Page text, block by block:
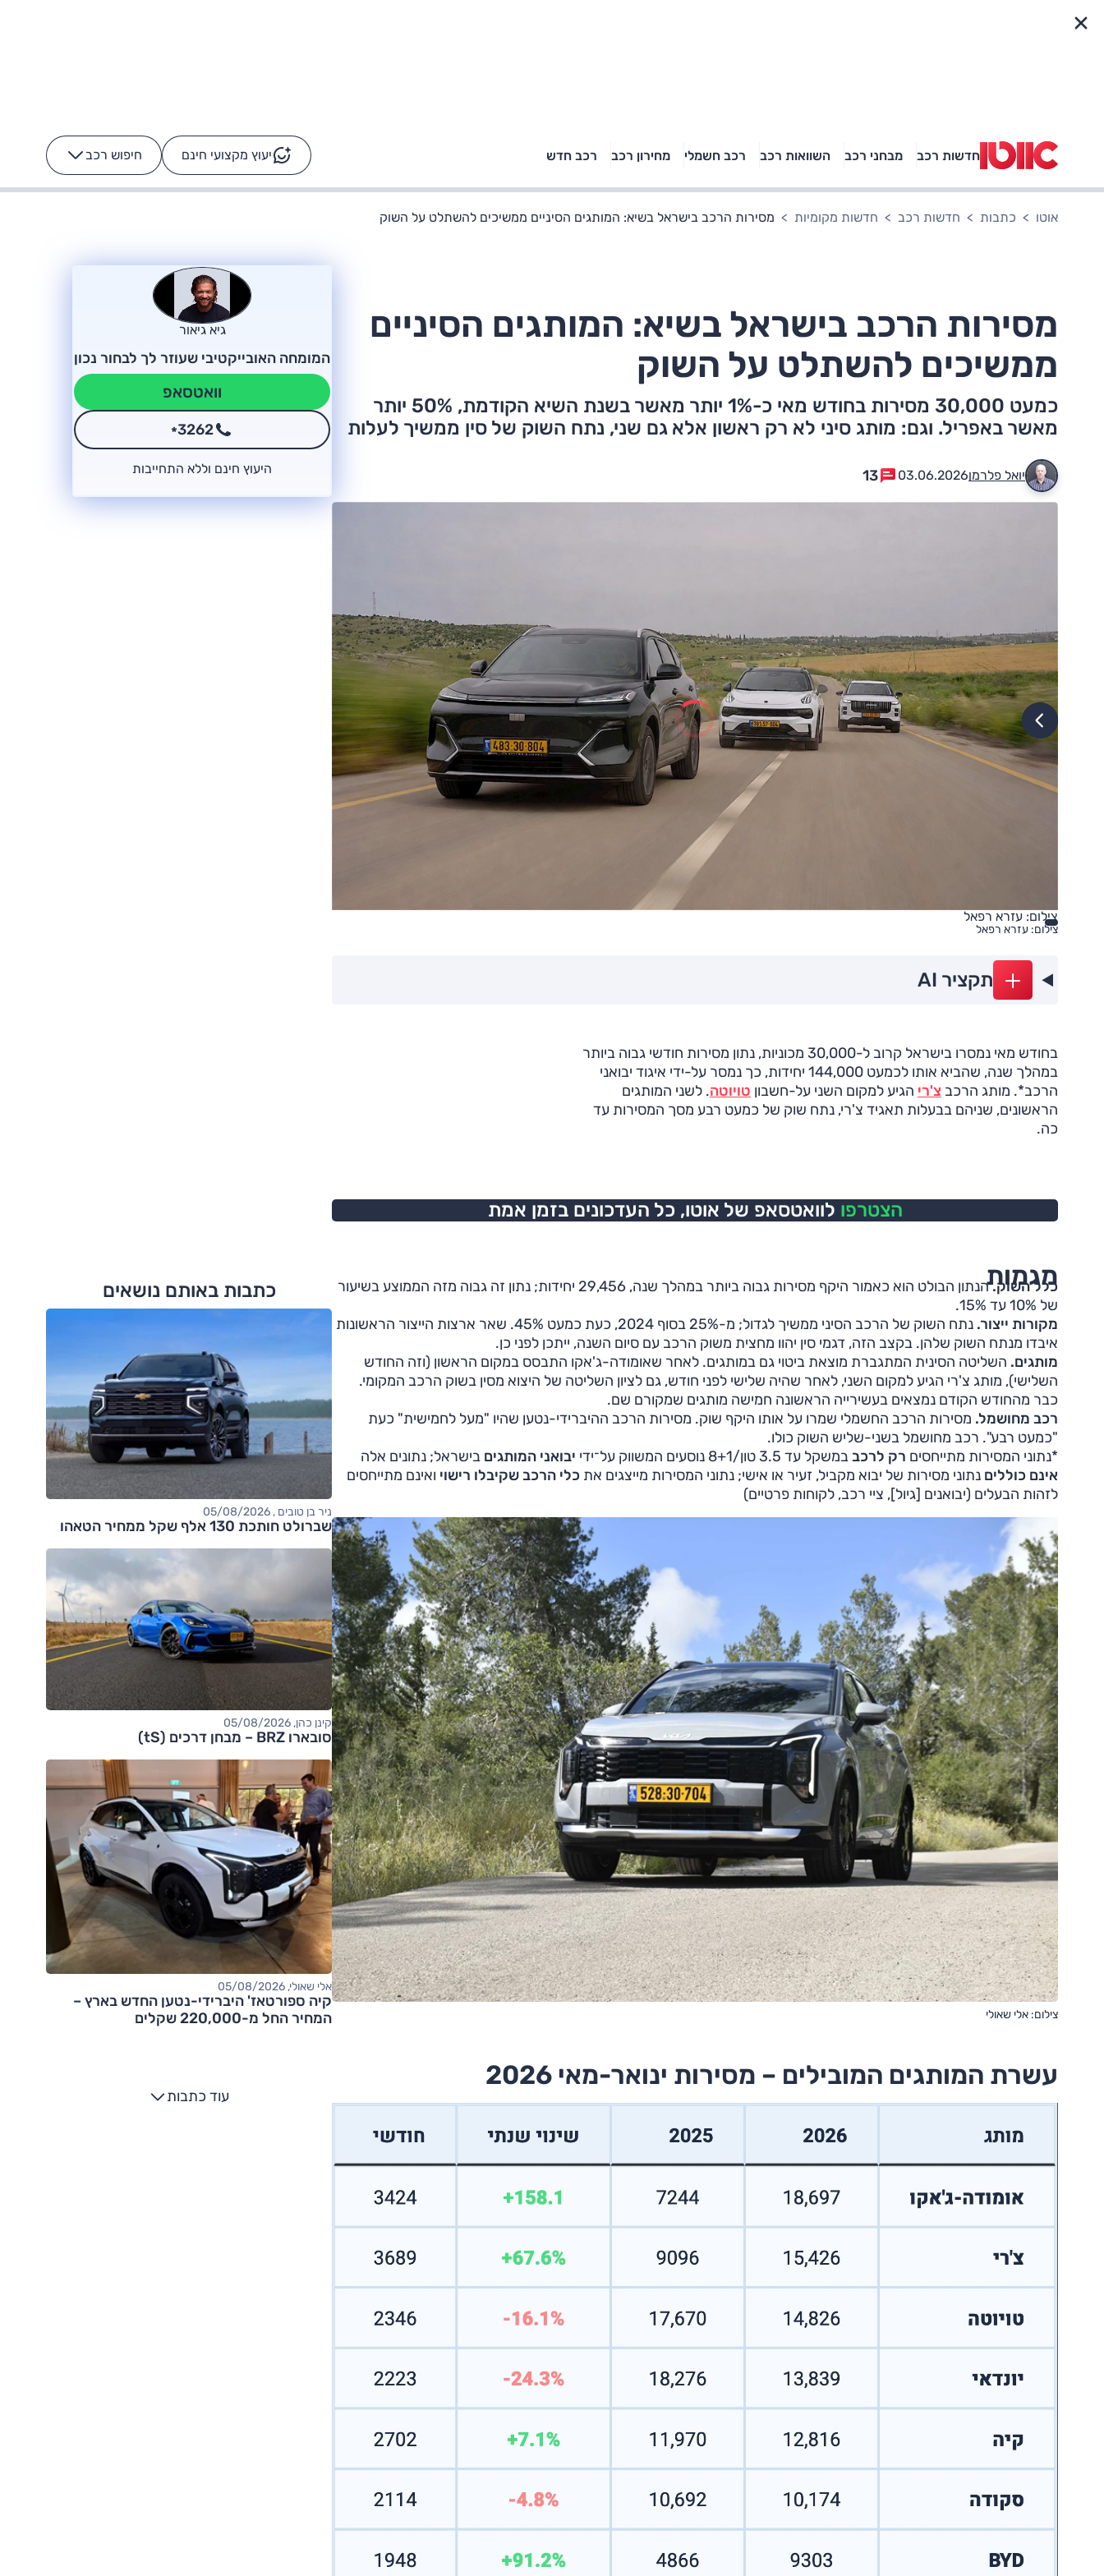
חדשות רכב מבחני רכב השוואות רכב רכב חשמלי מחירון רכב רכב חדש יעוץ מקצועי חינם חיפוש רכב -
באיזה רכב פנאי נוסעת
טויוטה ראב 4, קיה
ספורטאז' לונג ויונדאי
הנייר ועל הכביש
רכבי הסלבס: על מה נוסע
הרכב לא מתקלקל. המסך
כן
אוטו כתבות חדשות רכב חדשות מקומיות מסירות הרכב בישראל בשיא: המותגים הסיניים ממשיכים להשתלט על השוק
מסירות הרכב בישראל בשיא: המותגים הסיניים
ממשיכים להשתלט על השוק
כמעט 30,000 מסירות בחודש מאי כ-1% יותר מאשר בשנת השיא הקודמת, 50% יותר
מאשר באפריל. וגם: מותג סיני לא רק ראשון אלא גם שני, נתח השוק של סין ממשיך לעלות
יואל פלרמן03.06.2026
13
צילום: עזרא רפאל
צילום: עזרא רפאל
תקציר AI
בחודש מאי נמסרו בישראל קרוב ל-30,000 מכוניות, נתון מסירות חודשי גבוה ביותר
במהלך שנה, שהביא אותו לכמעט 144,000 יחידות, כך נמסר על-ידי איגוד יבואני
הרכב*. מותג הרכב צ'רי הגיע למקום השני על-חשבון טויוטה. לשני המותגים
הראשונים, שניהם בבעלות תאגיד צ'רי, נתח שוק של כמעט רבע מסך המסירות עד
כה.
הצטרפו לוואטסאפ של אוטו, כל העדכונים בזמן אמת
מגמות
כלל השוק.
הנתון הבולט הוא כאמור היקף מסירות גבוה ביותר במהלך שנה, 29,456 יחידות; נתון זה גבוה מזה הממוצע בשיעור
של 10% עד 15%.
מקורות ייצור.
נתח השוק של הרכב הסיני ממשיך לגדול; מ-25% בסוף 2024, כעת כמעט 45%. שאר ארצות הייצור הראשונות
איבדו מנתח השוק שלהן. בקצב הזה, דגמי סין יהוו מחצית משוק הרכב עם סיום השנה, ייתכן לפני כן.
מותגים. השליטה הסינית המתגברת מוצאת ביטוי גם במותגים. לאחר שאומודה-ג'אקו התבסס במקום הראשון (וזה החודש
השלישי), מותג צ'רי הגיע למקום השני, לאחר שהיה שלישי לפני חודש, גם לציון השליטה של היצוא מסין בשוק הרכב המקומי.
כבר מהחודש הקודם נמצאים בעשירייה הראשונה חמישה מותגים שמקורם שם.
רכב מחושמל. מסירות הרכב החשמלי שמרו על אותו היקף שוק. מסירות הרכב ההיברידי-נטען שהיו "מעל לחמישית" כעת
"כמעט רבע". רכב מחושמל בשני-שליש השוק כולו.
*נתוני המסירות מתייחסים רק לרכבבמשקל עד 3.5 טון/8+1 נוסעים המשווק על־ידי יבואני המותגים בישראל; נתונים אלה
אינם כוללים נתוני מסירות של יבוא מקביל, זעיר או אישי; נתוני המסירות מייצגים את כלי הרכב שקיבלו רישוי ואינם מתייחסים
לזהות הבעלים (יבואנים [גיול], ציי רכב, לקוחות פרטיים)
צילום: אלי שאולי
עשרת המותגים המובילים – מסירות ינואר-מאי 2026
גיא גיאור
המומחה האובייקטיבי שעוזר לך לבחור נכון
וואטסאפ
*3262
היעוץ חינם וללא התחייבות
כתבות באותם נושאים
ניר בן טובים , 05/08/2026
שברולט חותכת 130 אלף שקל ממחיר הטאהו
קינן כהן, 05/08/2026
סובארו BRZ – מבחן דרכים (tS)
אלי שאולי, 05/08/2026
קיה ספורטאז' היברידי-נטען החדש בארץ –
המחיר החל מ-220,000 שקלים
עוד כתבות